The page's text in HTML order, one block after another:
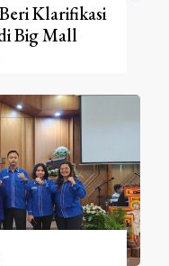
Klarifikasi
Big Mall